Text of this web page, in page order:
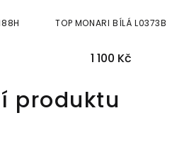
TOP MONARI BÍLÁ L0373B
1 100 Kč
produktu